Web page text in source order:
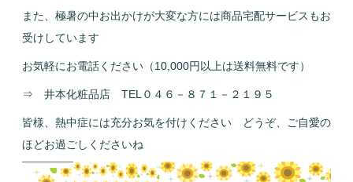
また、極暑の中お出かけが大変な方には商品宅配サービスもお
受けしています
お気軽にお電話ください（10,000円以上は送料無料です）
⇒ 井本化粧品店 TEL０４６－８７１－２１９５
皆様、熱中症には充分お気を付けください どうぞ、ご自愛の
ほどお過ごしくださいね